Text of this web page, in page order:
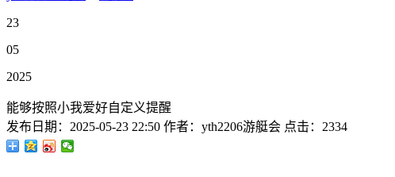
23
05
2025
能够按照小我爱好自定义提醒
发布日期： 2025-05-23 22:50 作者： yth2206游艇会 点击： 2334